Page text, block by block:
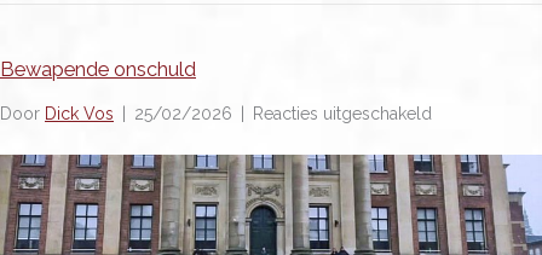
Bewapende onschuld
Door Dick Vos 25/02/2026 Reacties uitgeschakeld
onschuld